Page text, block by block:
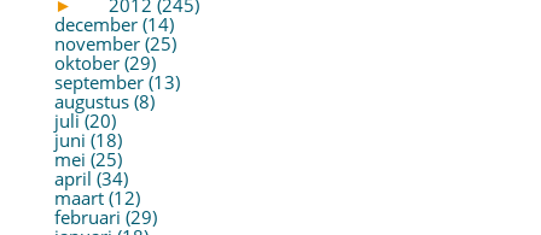
►
2012 (245)
december (14)
november (25)
oktober (29)
september (13)
augustus (8)
juli (20)
juni (18)
mei (25)
april (34)
maart (12)
februari (29)